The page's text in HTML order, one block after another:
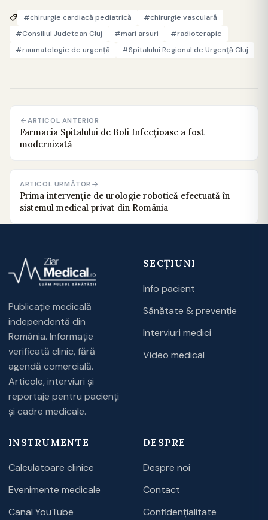
#chirurgie cardiacă pediatrică
#chirurgie vasculară
#Consiliul Judetean Cluj
#mari arsuri
#radioterapie
#raumatologie de urgenţă
#Spitalului Regional de Urgenţă Cluj
ARTICOL ANTERIOR
Farmacia Spitalului de Boli Infecțioase a fost
modernizată
ARTICOL URMĂTOR
Prima intervenție de urologie robotică efectuată în
sistemul medical privat din România
Publicație medicală
independentă din
România. Informație
verificată clinic, fără
agendă comercială.
Articole, interviuri și
reportaje pentru pacienți
și cadre medicale.
SECȚIUNI
Info pacient
Sănătate & prevenție
Interviuri medici
Video medical
INSTRUMENTE
Calculatoare clinice
Evenimente medicale
Canal YouTube
DESPRE
Despre noi
Contact
Confidențialitate